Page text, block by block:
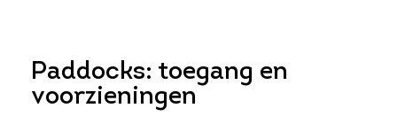
Paddocks: toegang en
voorzieningen